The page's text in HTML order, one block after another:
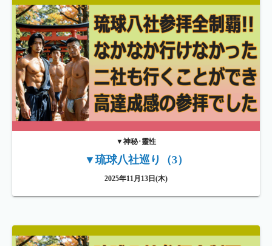
▼神秘･靈性
▼琉球八社巡り（3）
2025年11月13日(木)